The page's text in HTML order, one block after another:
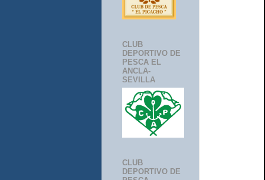
CLUB
DEPORTIVO DE
PESCA EL
ANCLA-
SEVILLA
CLUB
DEPORTIVO DE